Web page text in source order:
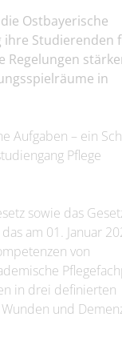
Ostbayerische
ihre Studierenden
Regelungen
in
Aufgaben – ein
Pflege
sowie das
am 01. Januar
von
in drei definierten
und